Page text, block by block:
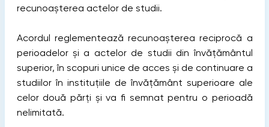
recunoașterea actelor de studii.
Acordul reglementează recunoașterea reciprocă a
perioadelor și a actelor de studii din învățământul
superior, în scopuri unice de acces și de continuare a
studiilor în instituțiile de învățământ superioare ale
celor două părți și va fi semnat реntru о реriоаdă
nelimitată.